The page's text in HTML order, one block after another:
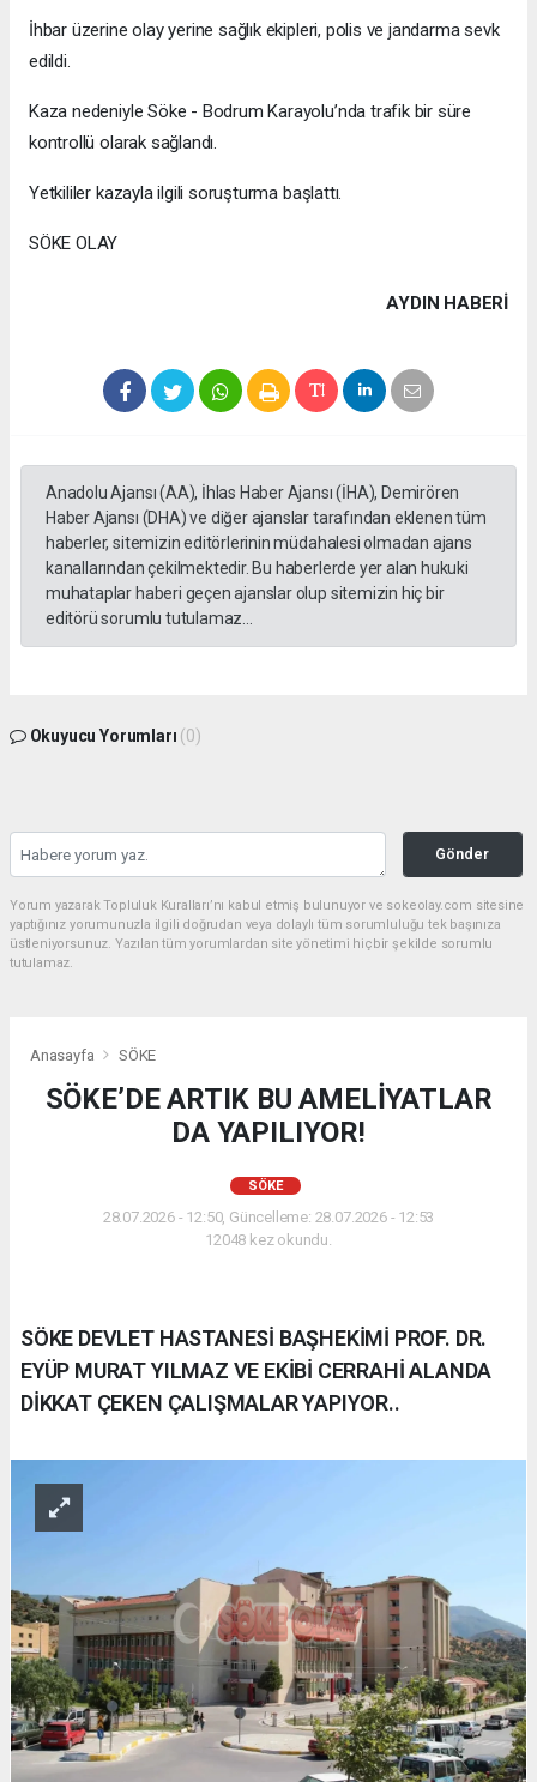
İhbar üzerine olay yerine sağlık ekipleri, polis ve jandarma sevk
edildi.
Kaza nedeniyle Söke - Bodrum Karayolu’nda trafik bir süre
kontrollü olarak sağlandı.
Yetkililer kazayla ilgili soruşturma başlattı.
SÖKE OLAY
AYDIN HABERİ
Anadolu Ajansı (AA), İhlas Haber Ajansı (İHA), Demirören
Haber Ajansı (DHA) ve diğer ajanslar tarafından eklenen tüm
haberler, sitemizin editörlerinin müdahalesi olmadan ajans
kanallarından çekilmektedir. Bu haberlerde yer alan hukuki
muhataplar haberi geçen ajanslar olup sitemizin hiç bir
editörü sorumlu tutulamaz...
Okuyucu Yorumları (0)
Gönder
Yorum yazarak Topluluk Kuralları’nı kabul etmiş bulunuyor ve sokeolay.com sitesine
yaptığınız yorumunuzla ilgili doğrudan veya dolaylı tüm sorumluluğu tek başınıza
üstleniyorsunuz. Yazılan tüm yorumlardan site yönetimi hiçbir şekilde sorumlu
tutulamaz.
Anasayfa SÖKE
SÖKE’DE ARTIK BU AMELİYATLAR
DA YAPILIYOR!
SÖKE
28.07.2026 - 12:50, Güncelleme: 28.07.2026 - 12:53
12048 kez okundu.
SÖKE DEVLET HASTANESİ BAŞHEKİMİ PROF. DR.
EYÜP MURAT YILMAZ VE EKİBİ CERRAHİ ALANDA
DİKKAT ÇEKEN ÇALIŞMALAR YAPIYOR..